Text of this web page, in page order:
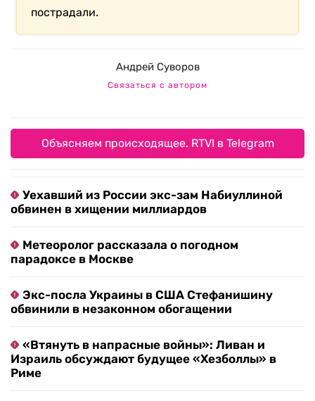
пострадали.
Андрей Суворов
Связаться с автором
Объясняем происходящее. RTVI в Telegram
Уехавший из России экс-зам Набиуллиной
обвинен в хищении миллиардов
Метеоролог рассказала о погодном
парадоксе в Москве
Экс-посла Украины в США Стефанишину
обвинили в незаконном обогащении
«Втянуть в напрасные войны»: Ливан и
Израиль обсуждают будущее «Хезболлы» в
Риме